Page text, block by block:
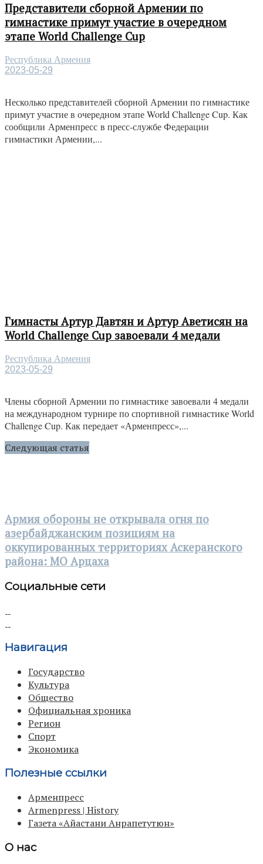
Представители сборной Армении по
гимнастике примут участие в очередном
этапе World Challenge Cup
Республика Армения
2023-05-29
Несколько представителей сборной Армении по гимнастике
примут участие в очередном этапе World Challenge Cup. Как
сообщили Арменпресс в пресс-службе Федерации
гимнастики Армении,...
Гимнасты Артур Давтян и Артур Аветисян на
World Challenge Cup завоевали 4 медали
Республика Армения
2023-05-29
Члены сборной Армении по гимнастике завоевали 4 медали
на международном турнире по спортивной гимнастике World
Challenge Cup. Как передает «Арменпресс»,...
Следующая статья
Армия обороны не открывала огня по
азербайджанским позициям на
оккупированных территориях Аскеранского
района: МО Арцаха
Социальные сети
Навигация
Государство
Культура
Общество
Официальная хроника
Регион
Спорт
Экономика
Полезные ссылки
Арменпресс
Armenpress | History
Газета «Айастани Анрапетутюн»
О нас